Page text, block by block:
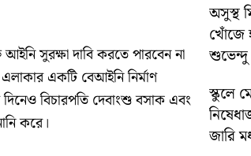
সুরক্ষা দাবি করতে পারবেন না
একটি বেআইনি নির্মাণ
বিচারপতি দেবাংশু বসাক এবং
করে।
অসুস্থ
খোঁজে
শুভেন্দু
স্কুলে
জারি